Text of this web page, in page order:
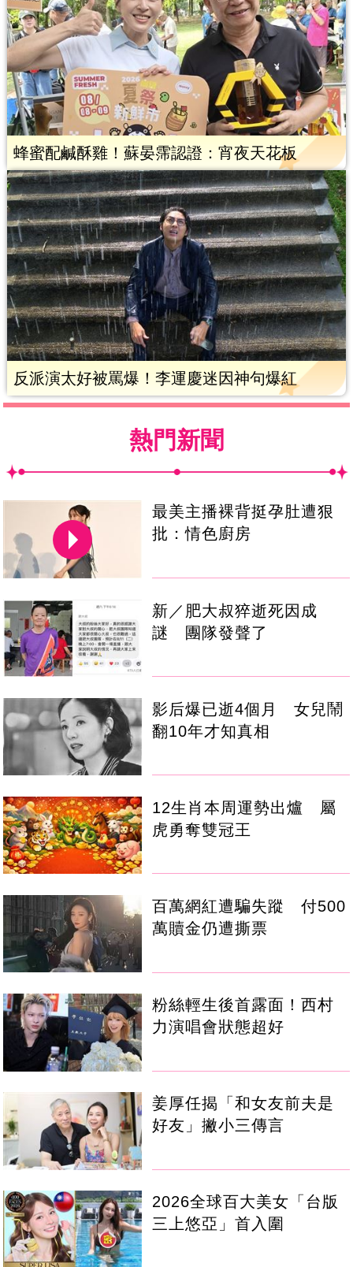
蜂蜜配鹹酥雞！蘇晏霈認證：宵夜天花板
反派演太好被罵爆！李運慶迷因神句爆紅
熱門新聞
最美主播裸背挺孕肚遭狠
批：情色廚房
新／肥大叔猝逝死因成
謎 團隊發聲了
影后爆已逝4個月 女兒鬧
翻10年才知真相
12生肖本周運勢出爐 屬
虎勇奪雙冠王
百萬網紅遭騙失蹤 付500
萬贖金仍遭撕票
粉絲輕生後首露面！西村
力演唱會狀態超好
姜厚任揭「和女友前夫是
好友」撇小三傳言
2026全球百大美女「台版
三上悠亞」首入圍